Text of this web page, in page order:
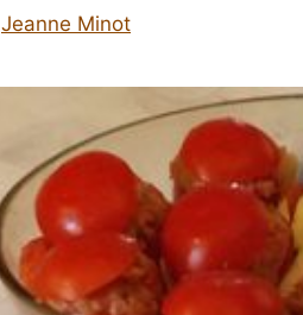
Jeanne Minot